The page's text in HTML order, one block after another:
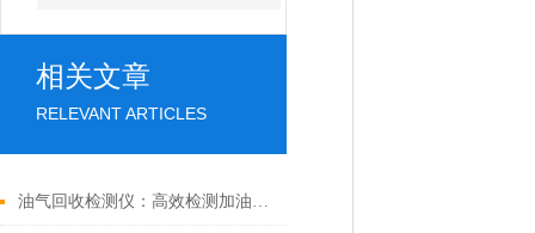
相关文章
RELEVANT ARTICLES
油气回收检测仪：高效检测加油站油气回收，为环保与合规保驾护航